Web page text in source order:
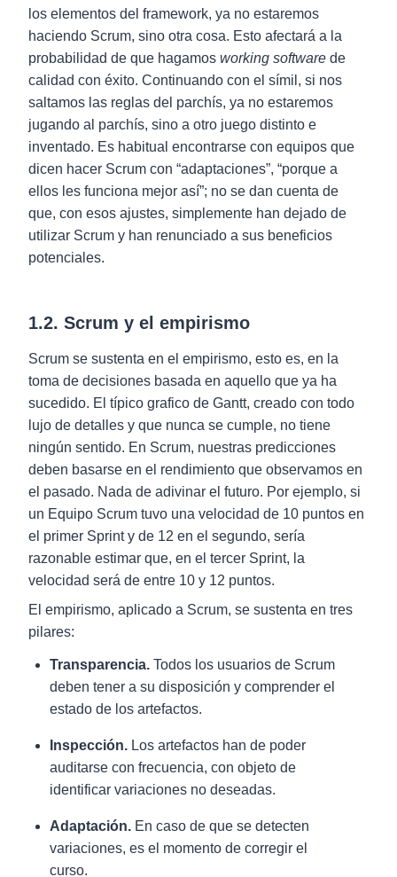
los elementos del framework, ya no estaremos
haciendo Scrum, sino otra cosa. Esto afectará a la
probabilidad de que hagamos working software de
calidad con éxito. Continuando con el símil, si nos
saltamos las reglas del parchís, ya no estaremos
jugando al parchís, sino a otro juego distinto e
inventado. Es habitual encontrarse con equipos que
dicen hacer Scrum con “adaptaciones”, “porque a
ellos les funciona mejor así”; no se dan cuenta de
que, con esos ajustes, simplemente han dejado de
utilizar Scrum y han renunciado a sus beneficios
potenciales.
1.2. Scrum y el empirismo
Scrum se sustenta en el empirismo, esto es, en la
toma de decisiones basada en aquello que ya ha
sucedido. El típico grafico de Gantt, creado con todo
lujo de detalles y que nunca se cumple, no tiene
ningún sentido. En Scrum, nuestras predicciones
deben basarse en el rendimiento que observamos en
el pasado. Nada de adivinar el futuro. Por ejemplo, si
un Equipo Scrum tuvo una velocidad de 10 puntos en
el primer Sprint y de 12 en el segundo, sería
razonable estimar que, en el tercer Sprint, la
velocidad será de entre 10 y 12 puntos.
El empirismo, aplicado a Scrum, se sustenta en tres
pilares:
Transparencia. Todos los usuarios de Scrum
deben tener a su disposición y comprender el
estado de los artefactos.
Inspección. Los artefactos han de poder
auditarse con frecuencia, con objeto de
identificar variaciones no deseadas.
Adaptación. En caso de que se detecten
variaciones, es el momento de corregir el
curso.